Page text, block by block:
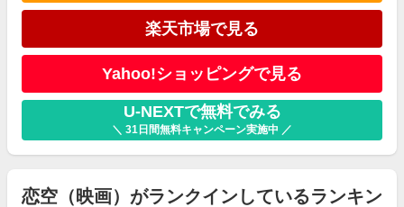
楽天市場で見る
Yahoo!ショッピングで見る
U-NEXTで無料でみる
＼ 31日間無料キャンペーン実施中 ／
恋空（映画）がランクインしているランキン